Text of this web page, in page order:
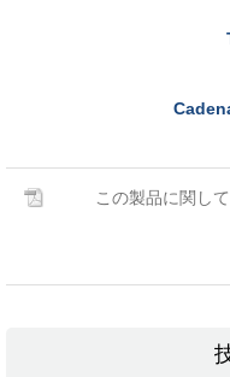
この製品に関し